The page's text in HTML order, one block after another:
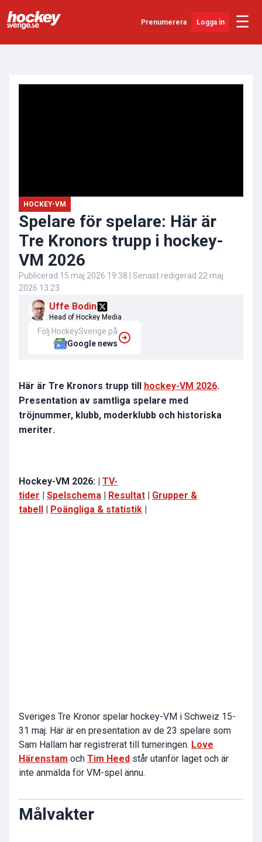
Prenumerera Logga in ☰
HOCKEY-VM
Spelare för spelare: Här är
Tre Kronors trupp i hockey-
VM 2026
Publicerad 15 maj 2026 19:38 | Senast redigerad 22 maj
2026 13:23
Uffe Bodin
Head of Hockey Media
Följ HockeySverige på
Google news
Här är Tre Kronors trupp till hockey-VM 2026.
Presentation av samtliga spelare med
tröjnummer, klubb, moderklubb och historiska
meriter.
Hockey-VM 2026: | TV-
tider
Spelschema Resultat
Grupper &
tabell
Poängliga & statistik
Sveriges Tre Kronor spelar hockey-VM i Schweiz 15-
31 maj. Här är en presentation av de 23 spelare som
Sam Hallam har registrerat till turneringen. Love
Härenstam och Tim Heed står utanför laget och är
inte anmälda för VM-spel ännu.
Målvakter